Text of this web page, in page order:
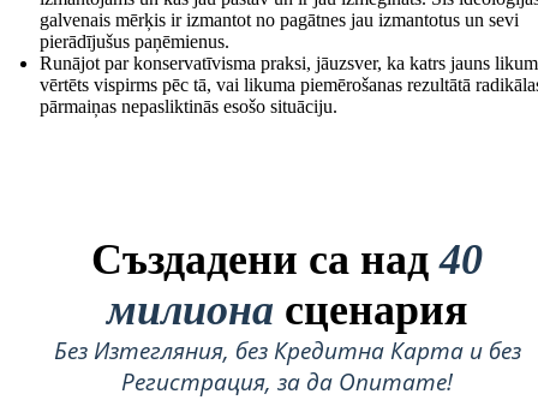
galvenais mērķis ir izmantot no pagātnes jau izmantotus un sevi
pierādījušus paņēmienus.
Runājot par konservatīvisma praksi, jāuzsver, ka katrs jauns
vērtēts vispirms pēc tā, vai likuma piemērošanas rezultātā
pārmaiņas nepasliktinās esošo situāciju.
Създадени са над40
милиона сценария
Без Изтегляния, без Кредитна Карта и без
Регистрация, за да Опитате!